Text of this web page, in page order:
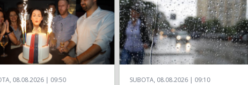
08.08.2026 | 09:50 SUBOTA, 08.08.2026 | 09:10